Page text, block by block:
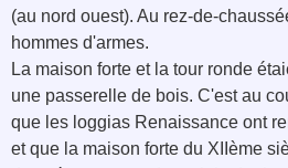
(au nord ouest). Au rez-de-
hommes d'armes.
La maison forte et la tour ronde
une passerelle de bois. C'est au
que les loggias Renaissance ont
et que la maison forte du XIIème